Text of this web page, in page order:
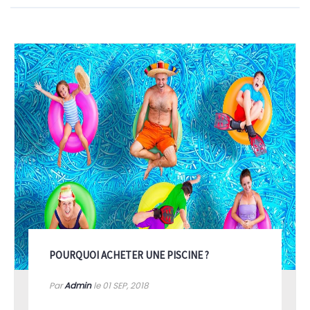
POURQUOI ACHETER UNE PISCINE ?
ParAdminle 01SEP, 2018